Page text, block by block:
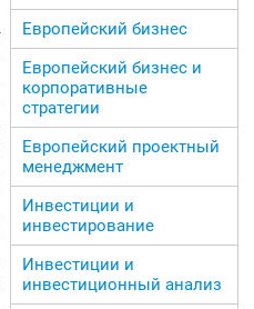
Европейский бизнес
Европейский бизнес и
корпоративные
стратегии
Европейский проектный
менеджмент
Инвестиции и
инвестирование
Инвестиции и
инвестиционный анализ